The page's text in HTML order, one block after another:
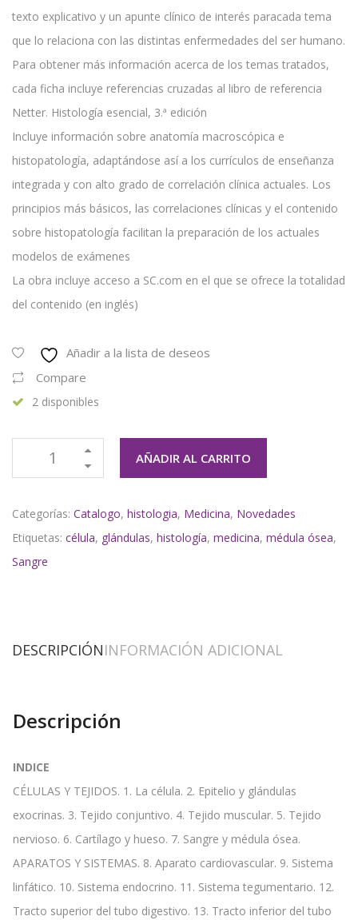
texto explicativo y un apunte clínico de interés paracada tema
que lo relaciona con las distintas enfermedades del ser humano.
Para obtener más información acerca de los temas tratados,
cada ficha incluye referencias cruzadas al libro de referencia
Netter. Histología esencial, 3.ª edición
Incluye información sobre anatomía macroscópica e
histopatología, adaptándose así a los currículos de enseñanza
integrada y con alto grado de correlación clínica actuales. Los
principios más básicos, las correlaciones clínicas y el contenido
sobre histopatología facilitan la preparación de los actuales
modelos de exámenes
La obra incluye acceso a SC.com en el que se ofrece la totalidad
del contenido (en inglés)
Añadir a la lista de deseos
Compare
2 disponibles
AÑADIR AL CARRITO
Categorías: Catalogo, histologia, Medicina, Novedades
Etiquetas: célula, glándulas, histología, medicina, médula ósea,
Sangre
DESCRIPCIÓNINFORMACIÓN ADICIONAL
Descripción
INDICE
CÉLULAS Y TEJIDOS. 1. La célula. 2. Epitelio y glándulas
exocrinas. 3. Tejido conjuntivo. 4. Tejido muscular. 5. Tejido
nervioso. 6. Cartílago y hueso. 7. Sangre y médula ósea.
APARATOS Y SISTEMAS. 8. Aparato cardiovascular. 9. Sistema
linfático. 10. Sistema endocrino. 11. Sistema tegumentario. 12.
Tracto superior del tubo digestivo. 13. Tracto inferior del tubo